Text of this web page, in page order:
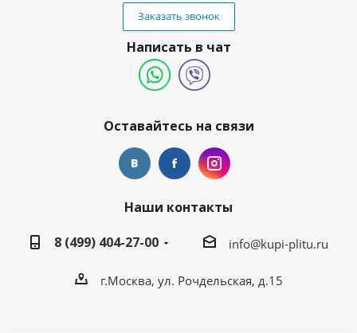
Заказать звонок
Написать в чат
Оставайтесь на связи
Наши контакты
8 (499) 404-27-00
info@kupi-plitu.ru
г.Москва, ул. Рочдельская, д.15